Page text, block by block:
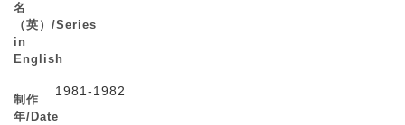
名
（英）/Series
in
English
制作
年/Date
1981-1982